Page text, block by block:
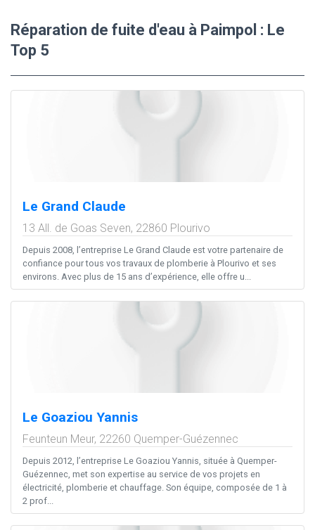
Réparation de fuite d'eau à Paimpol : Le
Top 5
Le Grand Claude
13 All. de Goas Seven, 22860 Plourivo
Depuis 2008, l’entreprise Le Grand Claude est votre partenaire de
confiance pour tous vos travaux de plomberie à Plourivo et ses
environs. Avec plus de 15 ans d’expérience, elle offre u...
Le Goaziou Yannis
Feunteun Meur, 22260 Quemper-Guézennec
Depuis 2012, l’entreprise Le Goaziou Yannis, située à Quemper-
Guézennec, met son expertise au service de vos projets en
électricité, plomberie et chauffage. Son équipe, composée de 1 à
2 prof...